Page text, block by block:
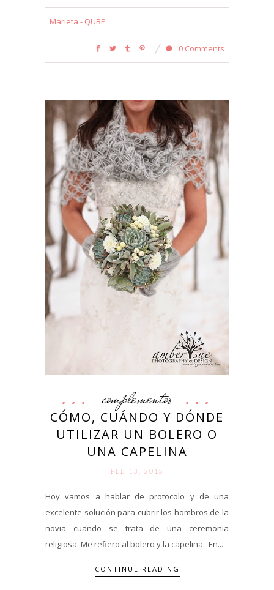
Marieta - QUBP
0 Comments
complementos
CÓMO, CUÁNDO Y DÓNDE
UTILIZAR UN BOLERO O
UNA CAPELINA
FEB 13. 2015
Hoy vamos a hablar de protocolo y de una
excelente solución para cubrir los hombros de la
novia cuando se trata de una ceremonia
religiosa. Me refiero al bolero y la capelina. En...
CONTINUE READING